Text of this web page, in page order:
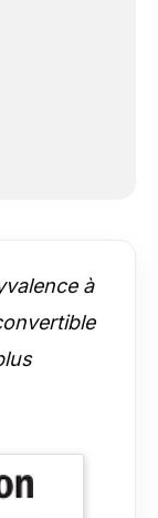
à